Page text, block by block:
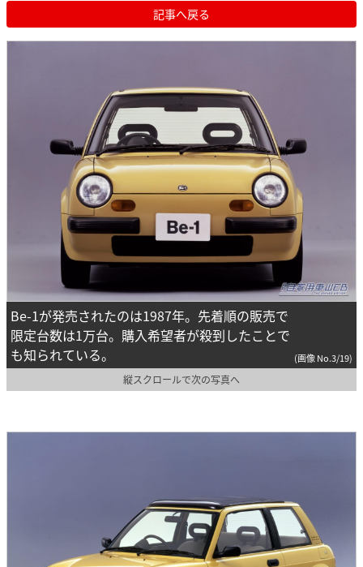
記事へ戻る
Be-1が発売されたのは1987年。先着順の販売で
限定台数は1万台。購入希望者が殺到したことで
も知られている。
(画像 No.3/19)
縦スクロールで次の写真へ